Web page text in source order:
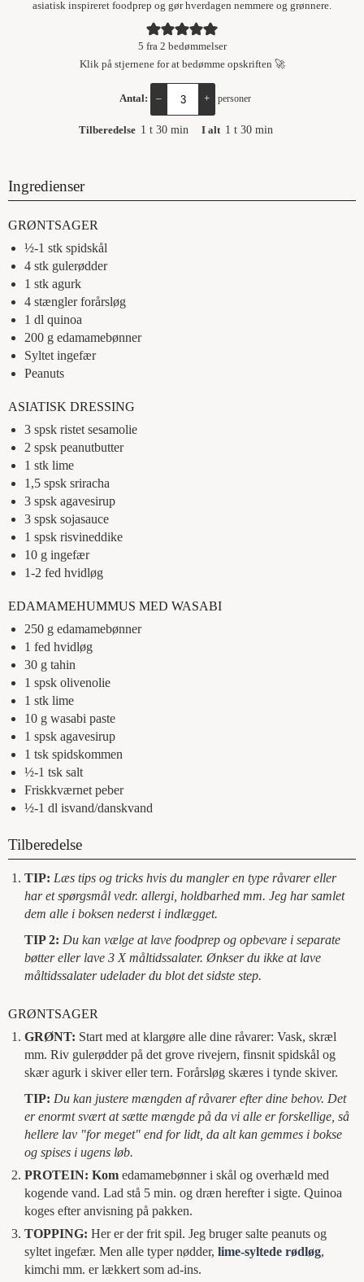
asiatisk inspireret foodprep og gør hverdagen nemmere og grønnere.
5 fra 2 bedømmelser
Klik på stjernene for at bedømme opskriften 🚀
Antal: – + personer
Tilberedelse 1 t 30 min I alt 1 t 30 min
Ingredienser
GRØNTSAGER
½-1 stk spidskål
4 stk gulerødder
1 stk agurk
4 stængler forårsløg
1 dl quinoa
200 g edamamebønner
Syltet ingefær
Peanuts
ASIATISK DRESSING
3 spsk ristet sesamolie
2 spsk peanutbutter
1 stk lime
1,5 spsk sriracha
3 spsk agavesirup
3 spsk sojasauce
1 spsk risvineddike
10 g ingefær
1-2 fed hvidløg
EDAMAMEHUMMUS MED WASABI
250 g edamamebønner
1 fed hvidløg
30 g tahin
1 spsk olivenolie
1 stk lime
10 g wasabi paste
1 spsk agavesirup
1 tsk spidskommen
½-1 tsk salt
Friskkværnet peber
½-1 dl isvand/danskvand
Tilberedelse
TIP: Læs tips og tricks hvis du mangler en type råvarer eller
har et spørgsmål vedr. allergi, holdbarhed mm. Jeg har samlet
dem alle i boksen nederst i indlægget.
TIP 2: Du kan vælge at lave foodprep og opbevare i separate
bøtter eller lave 3 X måltidssalater. Ønkser du ikke at lave
måltidssalater udelader du blot det sidste step.
GRØNTSAGER
GRØNT: Start med at klargøre alle dine råvarer: Vask, skræl
mm. Riv gulerødder på det grove rivejern, finsnit spidskål og
skær agurk i skiver eller tern. Forårsløg skæres i tynde skiver.
TIP: Du kan justere mængden af råvarer efter dine behov. Det
er enormt svært at sætte mængde på da vi alle er forskellige, så
hellere lav "for meget" end for lidt, da alt kan gemmes i bokse
og spises i ugens løb.
PROTEIN: Kom edamamebønner i skål og overhæld med
kogende vand. Lad stå 5 min. og dræn herefter i sigte. Quinoa
koges efter anvisning på pakken.
TOPPING: Her er der frit spil. Jeg bruger salte peanuts og
syltet ingefær. Men alle typer nødder, lime-syltede rødløg,
kimchi mm. er lækkert som ad-ins.